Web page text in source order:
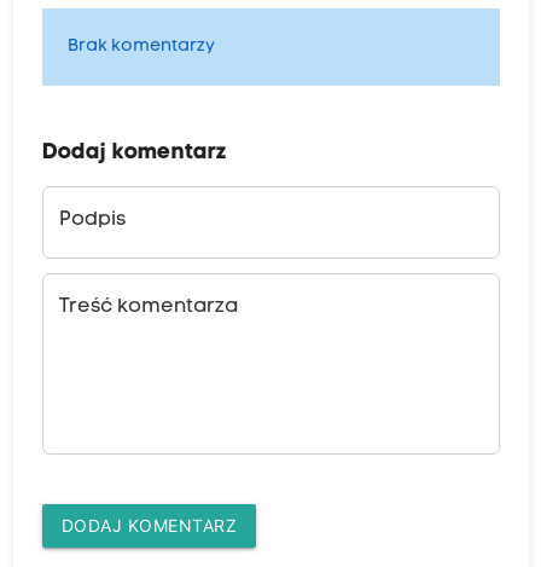
Brak komentarzy
Dodaj komentarz
Podpis
Treść komentarza
DODAJ KOMENTARZ